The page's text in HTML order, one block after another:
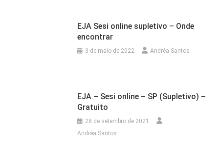
EJA Sesi online supletivo – Onde
encontrar
3 de maio de 2022 Andréa Santos
EJA – Sesi online – SP (Supletivo) –
Gratuito
28 de setembro de 2021
Andréa Santos